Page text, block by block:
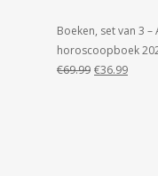
Boeken, set van 3 –
horoscoopboek
€69.99 €36.99Huidige